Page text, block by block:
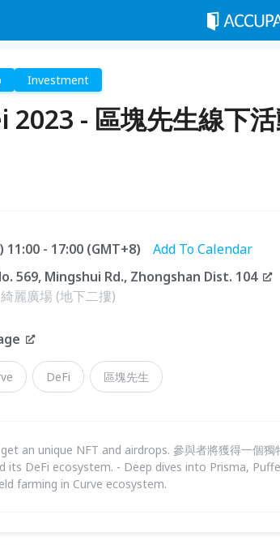
Investment
2023 - 區塊先生線下
11:00 - 17:00 (GMT+8)
Add To Calendar
569, Mingshui Rd., Zhongshan Dist. 104
麗廣場 (地下二摟)
DeFi 區塊先生
an unique NFT and airdrops. 參與者將獲得一個獨
its DeFi ecosystem. - Deep dives into Prisma,
farming in Curve ecosystem.